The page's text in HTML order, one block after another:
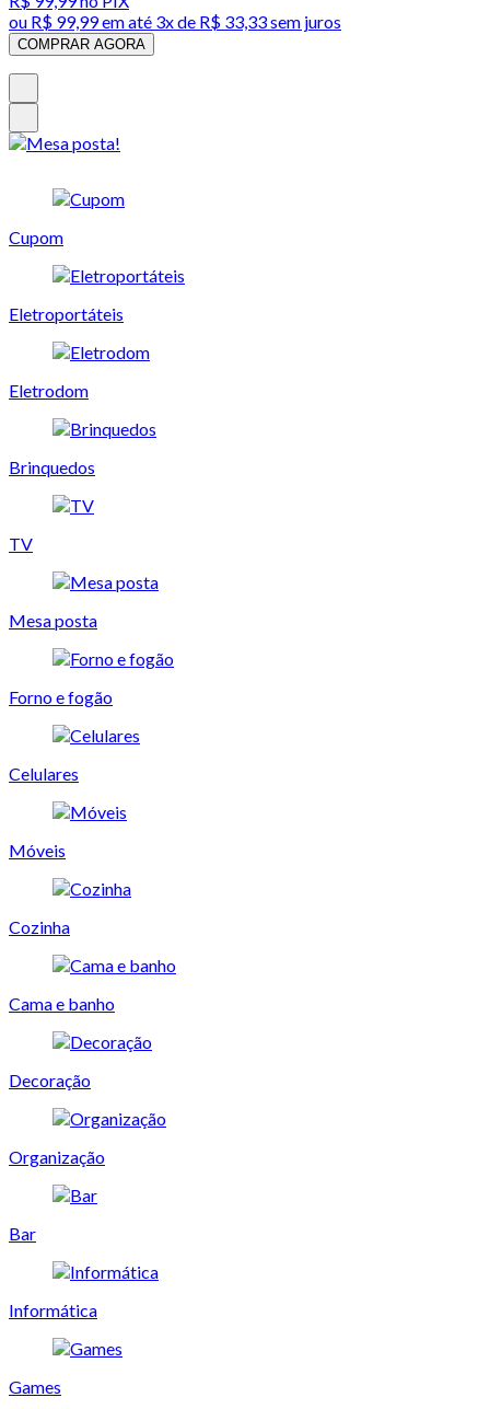
ou R$ 99,99em até 3x de R$ 33,33 sem juros
COMPRAR AGORA
Cupom
Eletroportáteis
Eletrodom
Brinquedos
TV
Mesa posta
Forno e fogão
Celulares
Móveis
Cozinha
Cama e banho
Decoração
Organização
Bar
Informática
Games